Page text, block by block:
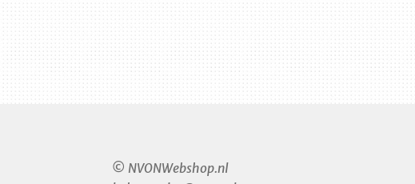
optie
© NVONWebshop.nl